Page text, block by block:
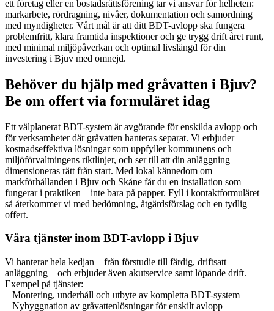
ett företag eller en bostadsrättsförening tar vi ansvar för helheten:
markarbete, rördragning, nivåer, dokumentation och samordning
med myndigheter. Vårt mål är att ditt BDT-avlopp ska fungera
problemfritt, klara framtida inspektioner och ge trygg drift året runt,
med minimal miljöpåverkan och optimal livslängd för din
investering i Bjuv med omnejd.
Behöver du hjälp med gråvatten i Bjuv?
Be om offert via formuläret idag
Ett välplanerat BDT-system är avgörande för enskilda avlopp och
för verksamheter där gråvatten hanteras separat. Vi erbjuder
kostnadseffektiva lösningar som uppfyller kommunens och
miljöförvaltningens riktlinjer, och ser till att din anläggning
dimensioneras rätt från start. Med lokal kännedom om
markförhållanden i Bjuv och Skåne får du en installation som
fungerar i praktiken – inte bara på papper. Fyll i kontaktformuläret
så återkommer vi med bedömning, åtgärdsförslag och en tydlig
offert.
Våra tjänster inom BDT-avlopp i Bjuv
Vi hanterar hela kedjan – från förstudie till färdig, driftsatt
anläggning – och erbjuder även akutservice samt löpande drift.
Exempel på tjänster:
– Montering, underhåll och utbyte av kompletta BDT-system
– Nybyggnation av gråvattenlösningar för enskilt avlopp